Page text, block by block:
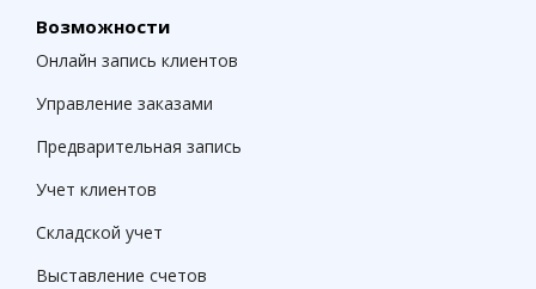
Возможности
Онлайн запись клиентов
Управление заказами
Предварительная запись
Учет клиентов
Складской учет
Выставление счетов